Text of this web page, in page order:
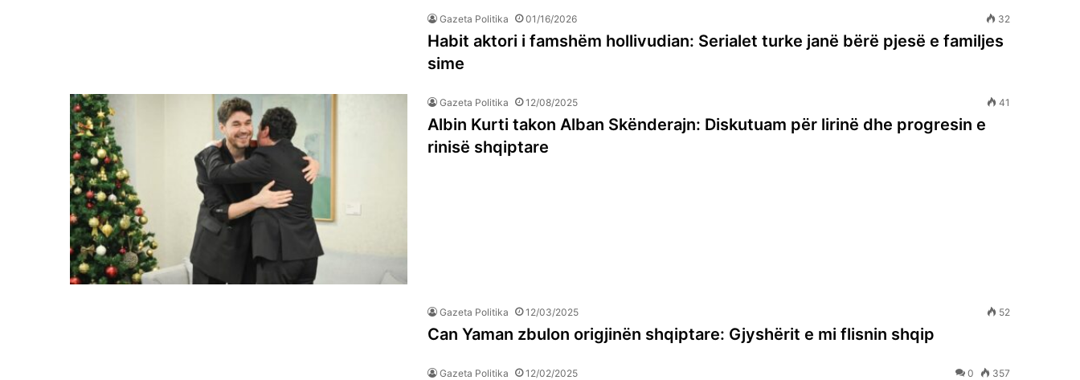
Gazeta Politika 01/16/2026 32
Habit aktori i famshëm hollivudian: Serialet turke janë bërë pjesë e familjes
sime
Gazeta Politika 12/08/2025 41
Albin Kurti takon Alban Skënderajn: Diskutuam për lirinë dhe progresin e
rinisë shqiptare
Gazeta Politika 12/03/2025 52
Can Yaman zbulon origjinën shqiptare: Gjyshërit e mi flisnin shqip
Gazeta Politika 12/02/2025 0 357